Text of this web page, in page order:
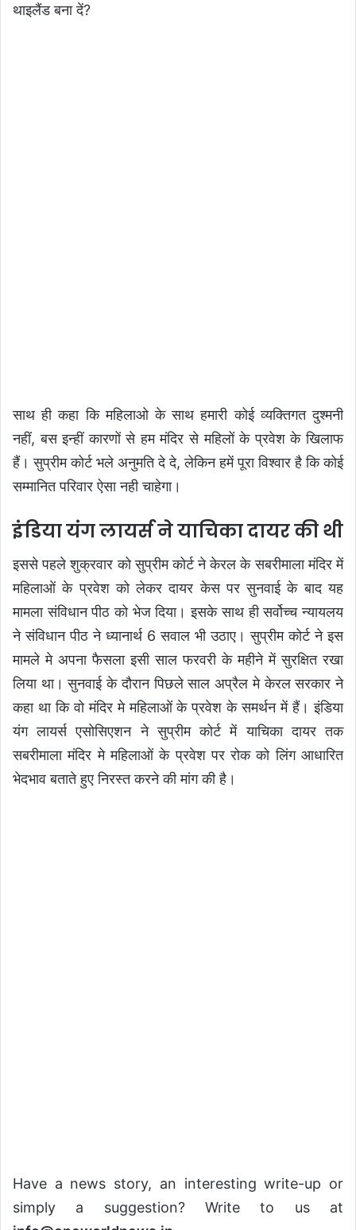
थाइलैंड बना दें?
साथ ही कहा कि महिलाओ के साथ हमारी कोई व्यक्तिगत दुश्मनी
नहीं, बस इन्हीं कारणों से हम मंदिर से महिलों के प्रवेश के खिलाफ
हैं। सुप्रीम कोर्ट भले अनुमति दे दे, लेकिन हमें पूरा विश्वार है कि कोई
सम्मानित परिवार ऐसा नही चाहेगा।
इंडिया यंग लायर्स ने याचिका दायर की थी
इससे पहले शुक्रवार को सुप्रीम कोर्ट ने केरल के सबरीमाला मंदिर में
महिलाओं के प्रवेश को लेकर दायर केस पर सुनवाई के बाद यह
मामला संविधान पीठ को भेज दिया। इसके साथ ही सर्वोच्च न्यायलय
ने संविधान पीठ ने ध्यानार्थ 6 सवाल भी उठाए। सुप्रीम कोर्ट ने इस
मामले मे अपना फैसला इसी साल फरवरी के महीने में सुरक्षित रखा
लिया था। सुनवाई के दौरान पिछले साल अप्रैल मे केरल सरकार ने
कहा था कि वो मंदिर मे महिलाओं के प्रवेश के समर्थन में हैं। इंडिया
यंग लायर्स एसोसिएशन ने सुप्रीम कोर्ट में याचिका दायर तक
सबरीमाला मंदिर मे महिलाओं के प्रवेश पर रोक को लिंग आधारित
भेदभाव बताते हुए निरस्त करने की मांग की है।
Have a news story, an interesting write-up or
simply a suggestion? Write to us at